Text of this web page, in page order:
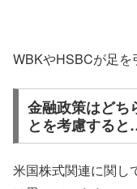
WBKやHSBCが足を
金融政策はどち
とを考慮する
米国株式関連に関し